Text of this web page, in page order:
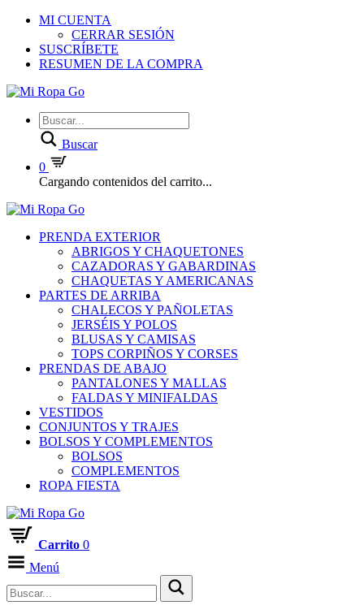
MI CUENTA
CERRAR SESIÓN
SUSCRÍBETE
RESUMEN DE LA COMPRA
Buscar
0
Cargando contenidos del carrito...
PRENDA EXTERIOR
ABRIGOS Y CHAQUETONES
CAZADORAS Y GABARDINAS
CHAQUETAS Y AMERICANAS
PARTES DE ARRIBA
CHALECOS Y PAÑOLETAS
JERSÉIS Y POLOS
BLUSAS Y CAMISAS
TOPS CORPIÑOS Y CORSES
PRENDAS DE ABAJO
PANTALONES Y MALLAS
FALDAS Y MINIFALDAS
VESTIDOS
CONJUNTOS Y TRAJES
BOLSOS Y COMPLEMENTOS
BOLSOS
COMPLEMENTOS
ROPA FIESTA
Carrito 0
Menú